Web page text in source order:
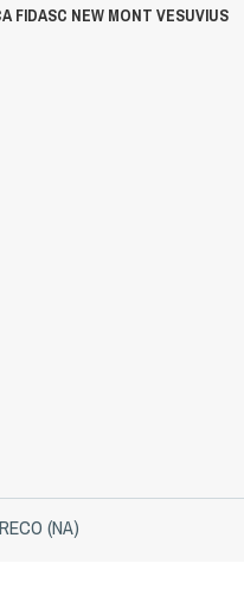
FIDASC NEW MONT VESUVIUS
(NA)